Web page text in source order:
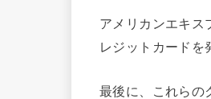
アメリカンエキス
レジットカードを
最後に、これらの